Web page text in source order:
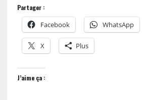
Partager :
Facebook WhatsApp
X Plus
J’aime ça :